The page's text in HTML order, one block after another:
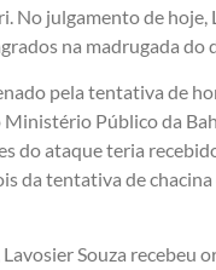
No julgamento de hoje,
na madrugada do
pela tentativa de
Público da
do ataque teria
da tentativa de
Souza recebeu